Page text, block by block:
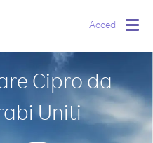
Accedi
Cipro da
Uniti